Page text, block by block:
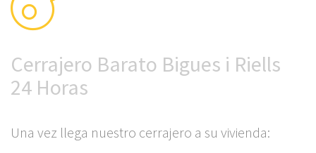
Cerrajero Barato Bigues i Riells
24 Horas
Una vez llega nuestro cerrajero a su vivienda: